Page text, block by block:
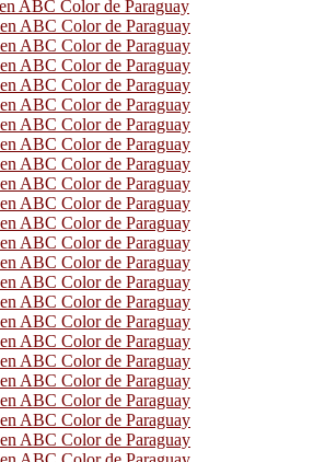
ABC Color de Paraguay
ABC Color de Paraguay
ABC Color de Paraguay
ABC Color de Paraguay
ABC Color de Paraguay
ABC Color de Paraguay
ABC Color de Paraguay
ABC Color de Paraguay
ABC Color de Paraguay
ABC Color de Paraguay
ABC Color de Paraguay
ABC Color de Paraguay
ABC Color de Paraguay
ABC Color de Paraguay
ABC Color de Paraguay
ABC Color de Paraguay
ABC Color de Paraguay
ABC Color de Paraguay
ABC Color de Paraguay
ABC Color de Paraguay
ABC Color de Paraguay
ABC Color de Paraguay
ABC Color de Paraguay